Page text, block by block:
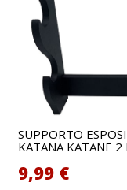
SUPPORTO
KATANA KATANE
9,99 €